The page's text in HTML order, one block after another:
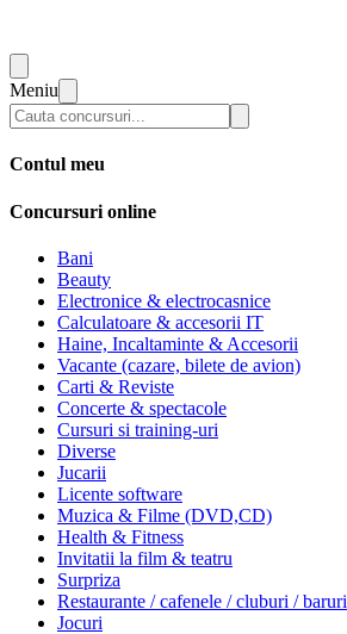
Meniu
Contul meu
Concursuri online
Bani
Beauty
Electronice & electrocasnice
Calculatoare & accesorii IT
Haine, Incaltaminte & Accesorii
Vacante (cazare, bilete de avion)
Carti & Reviste
Concerte & spectacole
Cursuri si training-uri
Diverse
Jucarii
Licente software
Muzica & Filme (DVD,CD)
Health & Fitness
Invitatii la film & teatru
Surpriza
Restaurante / cafenele / cluburi / baruri
Jocuri